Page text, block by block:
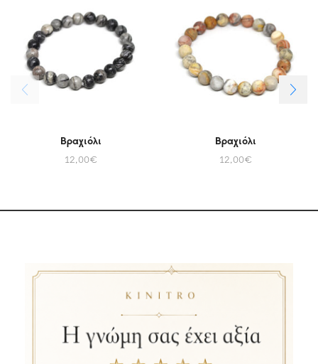
Βραχιόλι
12,00€
Βραχιόλι
12,00€